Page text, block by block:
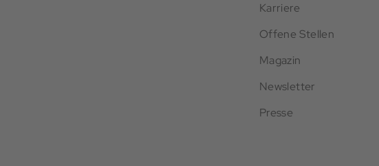
Karriere
Offene Stellen
Magazin
Newsletter
Presse